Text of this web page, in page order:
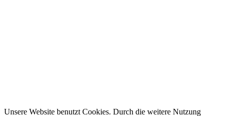
Unsere Website benutzt Cookies. Durch die weitere Nutzung